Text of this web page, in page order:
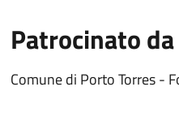
Patrocinato da
Comune di Porto Torres -